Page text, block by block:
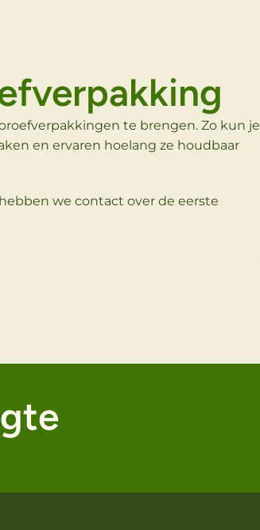
te brengen. Zo kun je
en ervaren hoelang ze houdbaar
we contact over de eerste